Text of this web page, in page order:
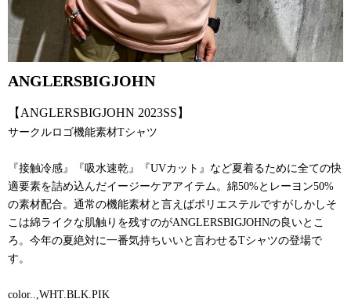
ANGLERSBIGJOHN
【ANGLERSBIGJOHN 2023SS】
サークルロゴ機能素材Tシャツ
『接触冷感』『吸水速乾』『UVカット』など夏着るために全ての快
適要素を詰め込んだイージーケアアイテム。綿50%とレーヨン50%
の素材配合。通常の機能素材と言えばポリエステルですがしかしそ
こは綿ライクな肌触りを残すのがANGLERSBIGJOHNの良いとこ
ろ。今年の夏絶対に一番気持ちいいと言わせるTシャツの登場で
す。
color..,WHT.BLK.PIK